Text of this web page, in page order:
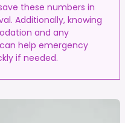
these numbers in
Additionally, knowing
and any
help emergency
if needed.